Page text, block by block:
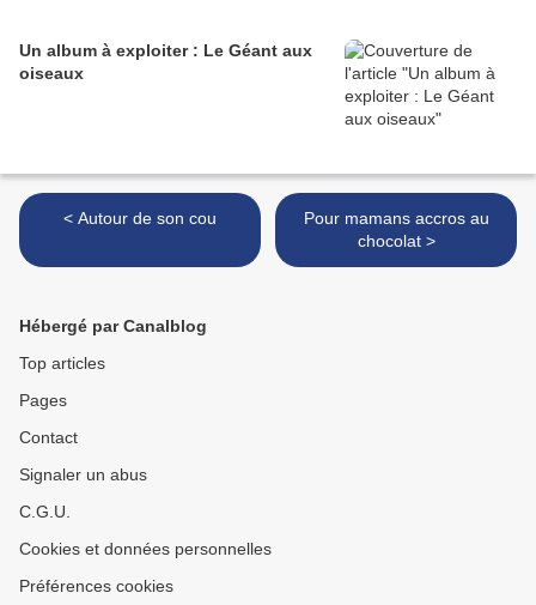
Un album à exploiter : Le Géant aux
oiseaux
< Autour de son cou
Pour mamans accros au
chocolat >
Hébergé par Canalblog
Top articles
Pages
Contact
Signaler un abus
C.G.U.
Cookies et données personnelles
Préférences cookies